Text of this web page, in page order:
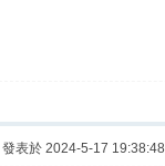
發表於 2024-5-17 19:38:48